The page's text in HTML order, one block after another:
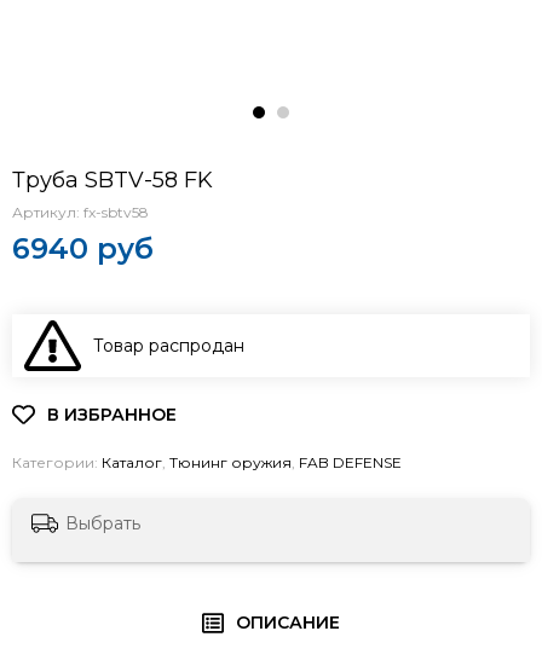
Труба SBTV-58 FK
Артикул: fx-sbtv58
6940 руб
Товар распродан
Категории: Каталог, Тюнинг оружия, FAB DEFENSE
Выбрать
ОПИСАНИЕ